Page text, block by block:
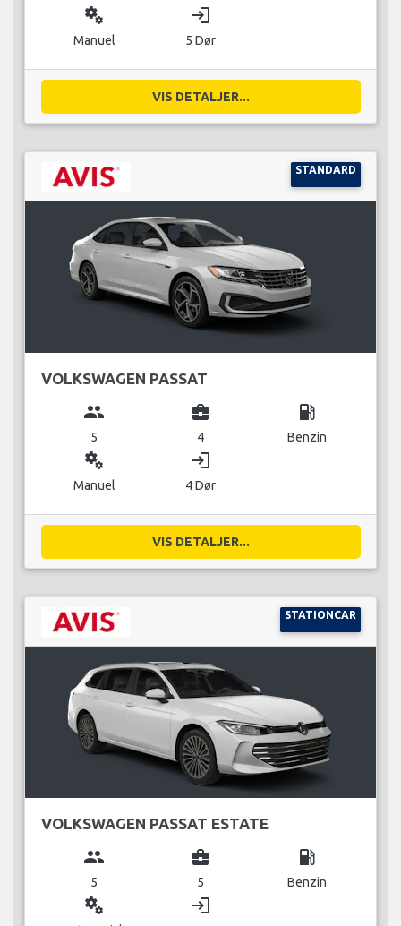
miscellaneous_services
Manuel
login
5 Dør
VIS DETALJER...
STANDARD
VOLKSWAGEN PASSAT
group
5
business_center
4
local_gas_station
Benzin
miscellaneous_services
Manuel
login
4 Dør
VIS DETALJER...
STATIONCAR
VOLKSWAGEN PASSAT ESTATE
group
5
business_center
5
local_gas_station
Benzin
miscellaneous_services login